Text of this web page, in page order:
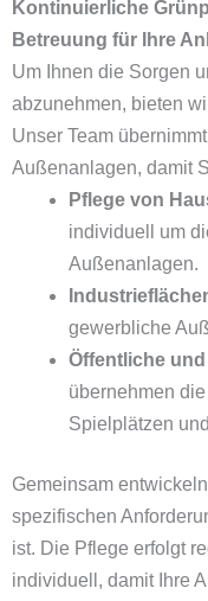
Kontinuierliche
Betreuung für Ihre
Um Ihnen die Sorgen
abzunehmen, bieten
Unser Team
Außenanlagen, damit
Pflege von
individuell um
Außenanlagen.
gewerbliche
Öffentliche
übernehmen
Spielplätzen
Gemeinsam
spezifischen
ist. Die Pflege erfolgt
individuell, damit Ihre